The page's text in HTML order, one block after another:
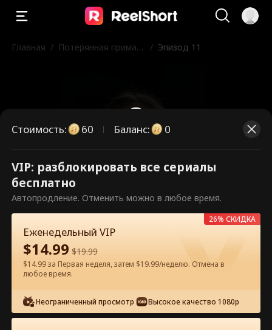
Главная / Потерянная прима-б
/ Эпизод 11
Это платные эпизоды.
Разблокируйте, чтобы смотреть.
60Разблокировать сейчас
Смотреть бесплатно в приложении
Стоимость: 60 Баланс: 0
VIP: разблокировать все сериалы
бесплатно
Автопродление. Отменить можно в любое время.
Еженедельный VIP
$14.99 $19.99
$14.99 за Первая неделя, затем $19.99/неделю. Отмена в
любое время.
Неограниченный просмотр Высокое качество 1080p
26% СКИДКА